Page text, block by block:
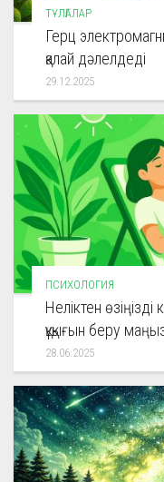
ТҰЛҒАЛАР
Герц
қалай дәлелдеді
29.12.2025
ПСИХОЛОГИЯ
Неліктен
құқығын беру
28.06.2025